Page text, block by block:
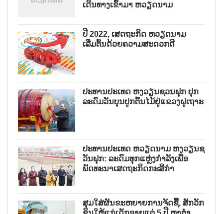
ເດີນທາງເຂົ້າມາ ຫວຽດນາມ
ປີ 2022, ເສດຖະກິດ ຫວຽດນາມ
ເລີ່ມຕົ້ນດ້ວຍຄວາມສະດວກດີ
ປະທານປະເທດ ຫງວຽນຊວນຟຸກ ປຸກ
ລະດົມວັນບຸນປູກຕົ້ນໄມ້ຢູ່ແຂວງຝູເຖາະ
ປະທານປະເທດ ຫວຽດນາມ ຫງວຽນຊ
ວັນຟຸກ: ລະດົມທຸກແຫຼ່ງກຳລັງເພື່ອ
ພັດທະນາເສດຖະກິດກະສິກຳ
ສຸມໃສ່ຜັນຂະຫຍາຍການຈັດຊື້, ສັກວັກ